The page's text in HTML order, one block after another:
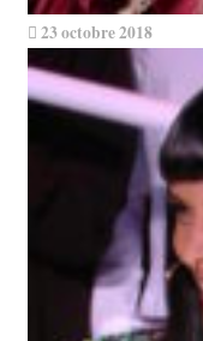
23 octobre 2018